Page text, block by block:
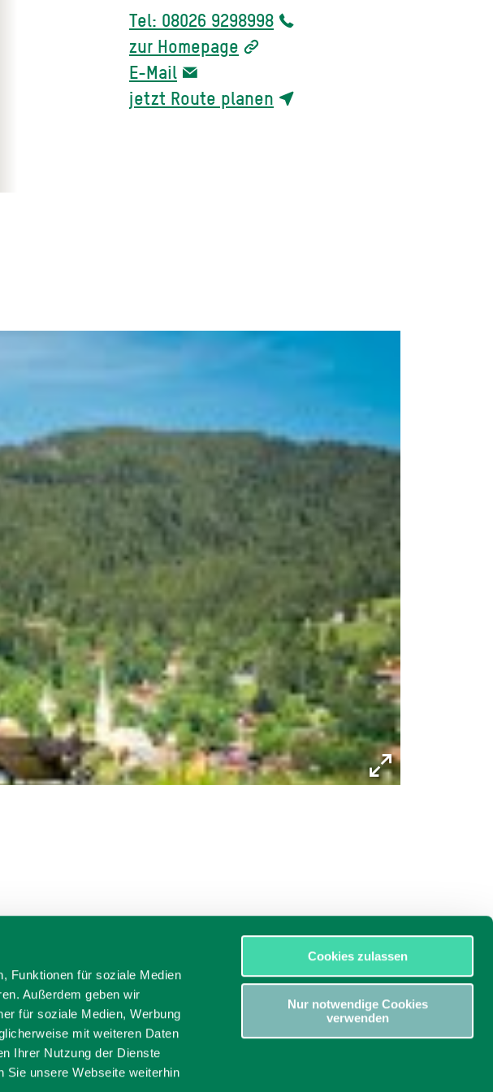
Funktionen für soziale Medien
Außerdem geben wir
für soziale Medien, Werbung
mit weiteren Daten
Ihrer Nutzung der Dienste
Sie unsere Webseite weiterhin
Cookies zulassen
Nur notwendige Cookies
verwenden
Tel: 08026 9298998
zur Homepage
E-Mail
jetzt Route planen